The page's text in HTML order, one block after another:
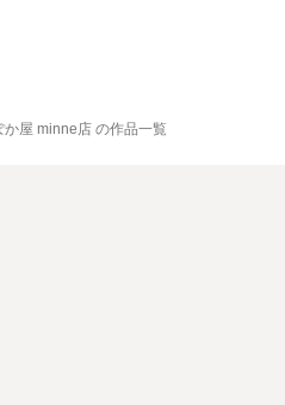
屋 minne店 の作品一覧